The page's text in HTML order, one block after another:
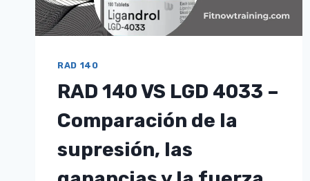
GRASA
RAD 140
RAD 140 VS LGD 4033 –
Comparación de la
supresión, las